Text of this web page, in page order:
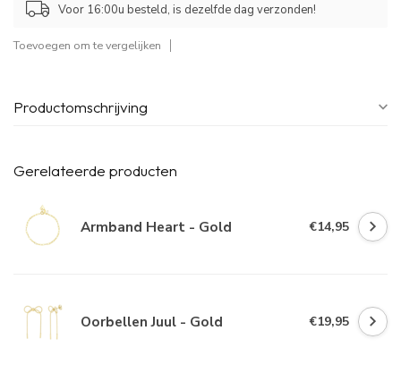
Voor 16:00u besteld, is dezelfde dag verzonden!
Toevoegen om te vergelijken
Productomschrijving
Gerelateerde producten
Armband Heart - Gold €14,95
Oorbellen Juul - Gold €19,95